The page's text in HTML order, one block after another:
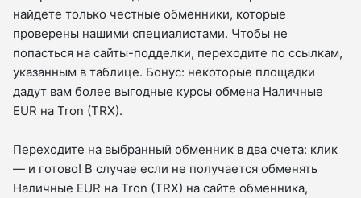
найдете только честные обменники, которые
проверены нашими специалистами. Чтобы не
попасться на сайты-подделки, переходите по ссылкам,
указанным в таблице. Бонус: некоторые площадки
дадут вам более выгодные курсы обмена Наличные
EUR на Tron (TRX).
Переходите на выбранный обменник в два счета: клик
— и готово! В случае если не получается обменять
Наличные EUR на Tron (TRX) на сайте обменника,